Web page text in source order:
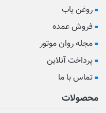
روغن یاب
فروش عمده
مجله روان موتور
پرداخت آنلاین
تماس با ما
محصولات